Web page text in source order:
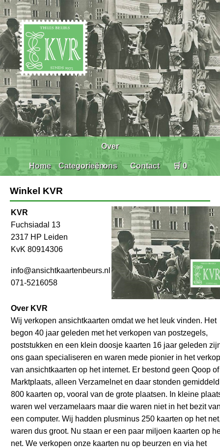
Home Categorieën
Over
ons Contact 🛒 0
Winkel KVR
KVR
Fuchsiadal 13
2317 HP Leiden
KvK 80914306
info@ansichtkaartenbeurs.nl
071-5216058
Over KVR
Wij verkopen ansichtkaarten omdat we het leuk vinden. Het
begon 40 jaar geleden met het verkopen van postzegels,
poststukken en een klein doosje kaarten 16 jaar geleden
ons gaan specialiseren en waren mede pionier in het
van ansichtkaarten op het internet. Er bestond geen Qoop of
Marktplaats, alleen Verzamelnet en daar stonden gemiddeld
800 kaarten op, vooral van de grote plaatsen. In kleine
waren wel verzamelaars maar die waren niet in het bezit
een computer. Wij hadden plusminus 250 kaarten op het
waren dus groot. Nu staan er een paar miljoen kaarten op
net. We verkopen onze kaarten nu op beurzen en via het